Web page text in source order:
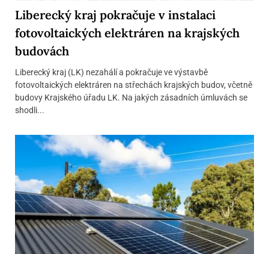
Liberecký kraj pokračuje v instalaci
fotovoltaických elektráren na krajských
budovách
Liberecký kraj (LK) nezahálí a pokračuje ve výstavbě
fotovoltaických elektráren na střechách krajských budov, včetně
budovy Krajského úřadu LK. Na jakých zásadních úmluvách se
shodli...